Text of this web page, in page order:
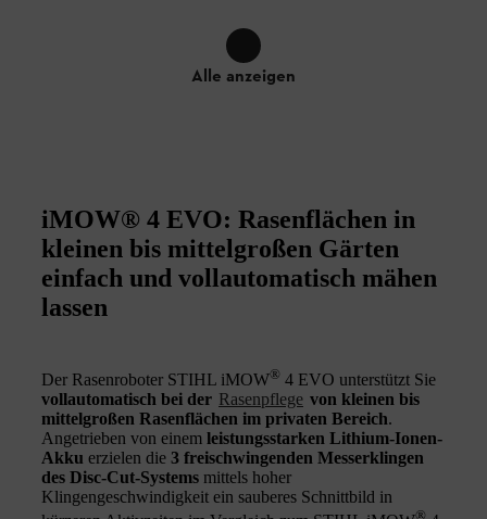
Alle anzeigen
iMOW® 4 EVO: Rasenflächen in
kleinen bis mittelgroßen Gärten
einfach und vollautomatisch mähen
lassen
Der Rasenroboter STIHL iMOW® 4 EVO unterstützt Sie
vollautomatisch bei der Rasenpflege von kleinen bis
mittelgroßen Rasenflächen im privaten Bereich.
Angetrieben von einem leistungsstarken Lithium-Ionen-
Akku erzielen die 3 freischwingenden Messerklingen
des Disc-Cut-Systems mittels hoher
Klingengeschwindigkeit ein sauberes Schnittbild in
®